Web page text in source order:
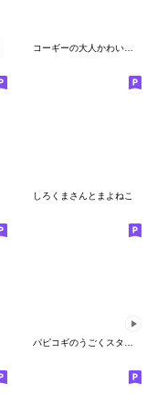
コーギーの大人かわいい敬語で状況報告
しろくまさんとまよねこ